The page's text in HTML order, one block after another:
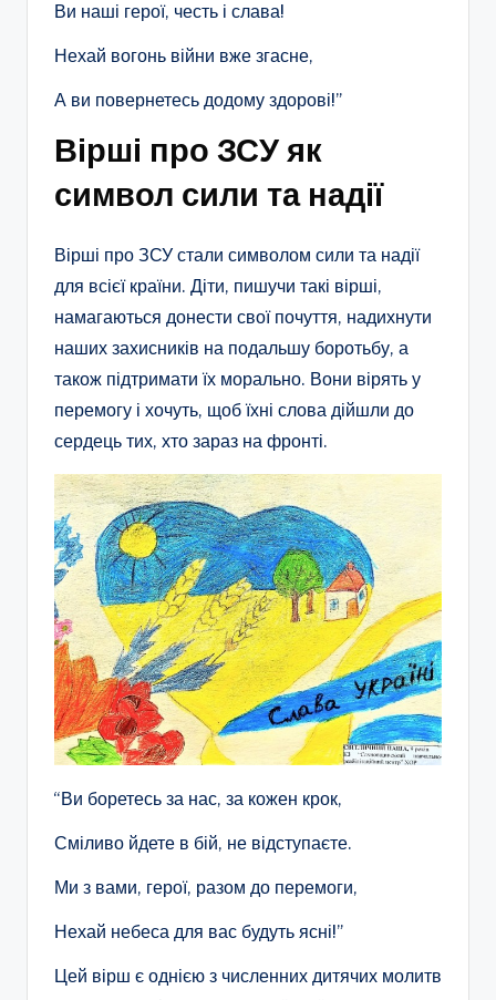
Ви наші герої, честь і слава!
Нехай вогонь війни вже згасне,
А ви повернетесь додому здорові!”
Вірші про ЗСУ як
символ сили та надії
Вірші про ЗСУ стали символом сили та надії
для всієї країни. Діти, пишучи такі вірші,
намагаються донести свої почуття, надихнути
наших захисників на подальшу боротьбу, а
також підтримати їх морально. Вони вірять у
перемогу і хочуть, щоб їхні слова дійшли до
сердець тих, хто зараз на фронті.
“Ви боретесь за нас, за кожен крок,
Сміливо йдете в бій, не відступаєте.
Ми з вами, герої, разом до перемоги,
Нехай небеса для вас будуть ясні!”
Цей вірш є однією з численних дитячих молитв